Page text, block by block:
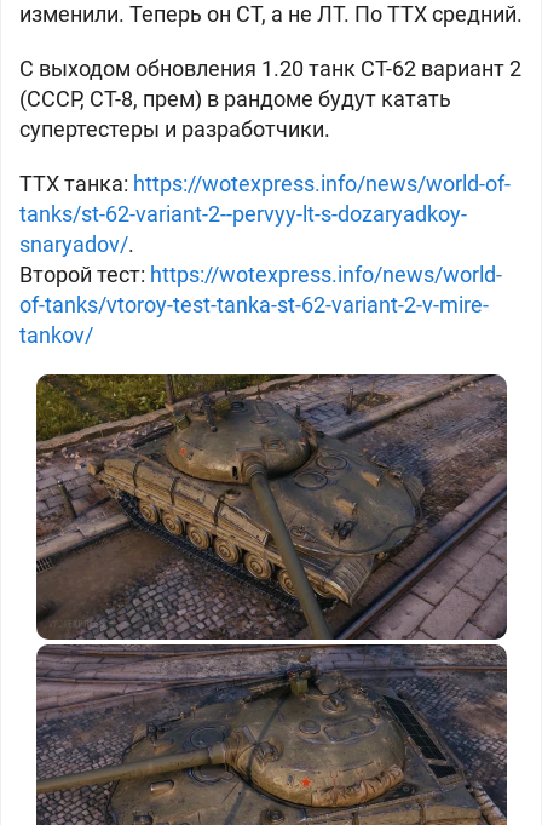
изменили. Теперь он СТ, а не ЛТ. По ТТХ средний.
С выходом обновления 1.20 танк СТ-62 вариант 2
(СССР, СТ-8, прем) в рандоме будут катать
супертестеры и разработчики.
ТТХ танка: https://wotexpress.info/news/world-of-
tanks/st-62-variant-2--pervyy-lt-s-dozaryadkoy-
snaryadov/.
Второй тест: https://wotexpress.info/news/world-
of-tanks/vtoroy-test-tanka-st-62-variant-2-v-mire-
tankov/